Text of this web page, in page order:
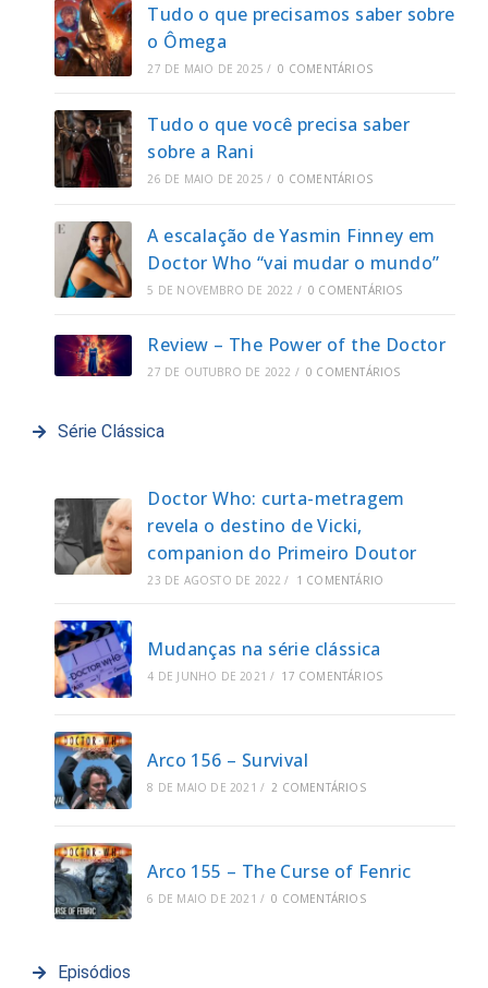
Tudo o que precisamos saber sobre
o Ômega
27 DE MAIO DE 2025 / 0 COMENTÁRIOS
Tudo o que você precisa saber
sobre a Rani
26 DE MAIO DE 2025 / 0 COMENTÁRIOS
A escalação de Yasmin Finney em
Doctor Who “vai mudar o mundo”
5 DE NOVEMBRO DE 2022 / 0 COMENTÁRIOS
Review – The Power of the Doctor
27 DE OUTUBRO DE 2022 / 0 COMENTÁRIOS
Série Clássica
Doctor Who: curta-metragem
revela o destino de Vicki,
companion do Primeiro Doutor
23 DE AGOSTO DE 2022 / 1 COMENTÁRIO
Mudanças na série clássica
4 DE JUNHO DE 2021 / 17 COMENTÁRIOS
Arco 156 – Survival
8 DE MAIO DE 2021 / 2 COMENTÁRIOS
Arco 155 – The Curse of Fenric
6 DE MAIO DE 2021 / 0 COMENTÁRIOS
Episódios